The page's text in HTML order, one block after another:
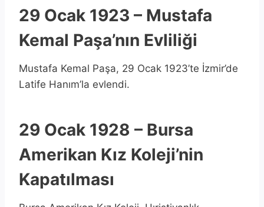
29 Ocak 1923 – Mustafa
Kemal Paşa’nın Evliliği
Mustafa Kemal Paşa, 29 Ocak 1923’te İzmir’de
Latife Hanım’la evlendi.
29 Ocak 1928 – Bursa
Amerikan Kız Koleji’nin
Kapatılması